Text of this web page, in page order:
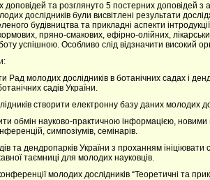
та розглянуто 5 постерних доповідей з
дослідників були висвітлені результати
будівництва та прикладні аспекти
пряно-смакових, ефірно-олійних,
успішною. Особливо слід відзначити високий
Рад молодих дослідників в ботанічних садах і
садів України.
створити електронну базу даних молодих
обмін науково-практичною інформацією,
симпозіумів, семінарів.
та дендропарків України з проханням
таємниці для молодих науковців.
молодих дослідників “Теоретичні та